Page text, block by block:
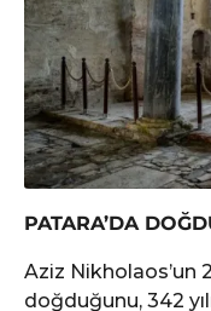
PATARA’DA
Aziz Nikholaos’un
doğduğunu, 342